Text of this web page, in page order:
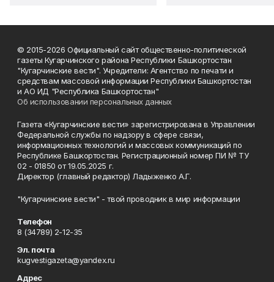
© 2015-2026 Официальный сайт общественно-политической
газеты Кугарчинского района Республики Башкортостан
"Кугарчинские вести". Учредители: Агентство по печати и
средствам массовой информации Республики Башкортостан
и АО ИД "Республика Башкортостан"
Об использовании персональных данных
Газета «Кугарчинские вести» зарегистрирована в Управлении
Федеральной службы по надзору в сфере связи,
информационных технологий и массовых коммуникаций по
Республике Башкортостан. Регистрационный номер ПИ № ТУ
02 - 01850 от 19.05.2025 г.
Директор (главный редактор) Ладыженко А.Г.
"Кугарчинские вести" - твой проводник в мир информации
Телефон
8 (34789) 2-12-35
Эл. почта
kugvestigazeta@yandex.ru
Адрес